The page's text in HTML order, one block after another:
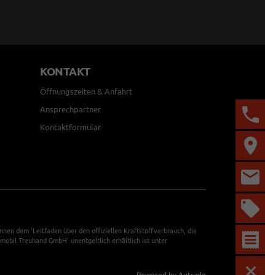
KONTAKT
Öffnungszeiten & Anfahrt
Ansprechpartner
Kontaktformular
dem 'Leitfaden über den offiziellen Kraftstoffverbrauch, die
Treuhand GmbH' unentgeltlich erhältlich ist unter